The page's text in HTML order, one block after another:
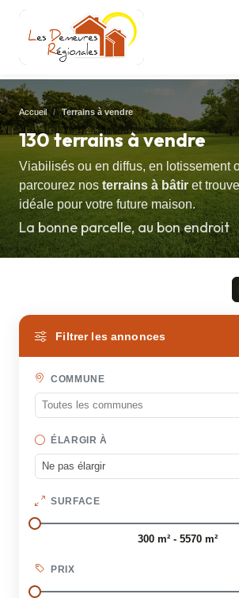
Accueil Terrains à vendre
130 terrains à vendre
Viabilisés ou en diffus, en lotissement
parcourez nos terrains à bâtir et
idéale pour votre future maison.
La bonne parcelle, au bon endroit
Filtrer les annonces
COMMUNE
ÉLARGIR À
SURFACE
300 m² - 5570 m²
PRIX